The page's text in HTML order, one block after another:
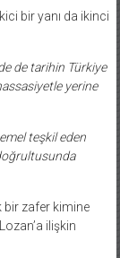
bir yanı da ikinci
de tarihin Türkiye
yerine
teşkil eden
bir zafer kimine
ilişkin